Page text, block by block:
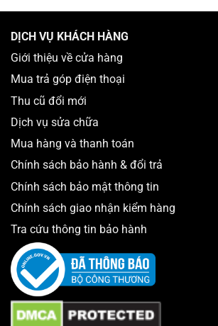
DỊCH VỤ KHÁCH HÀNG
Giới thiệu về cửa hàng
Mua trả góp điện thoại
Thu cũ đổi mới
Dịch vụ sửa chữa
Mua hàng và thanh toán
Chính sách bảo hành & đổi trả
Chính sách bảo mật thông tin
Chính sách giao nhận kiểm hàng
Tra cứu thông tin bảo hành